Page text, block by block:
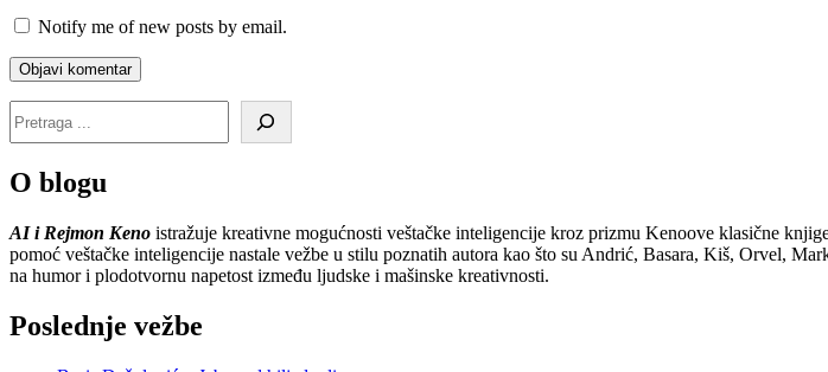
Notify me of new posts by email.
O blogu
AI i Rejmon Keno istražuje kreativne mogućnosti veštačke inteligencije kroz prizmu Kenoove klasične
pomoć veštačke inteligencije nastale vežbe u stilu poznatih autora kao što su Andrić, Basara, Kiš, Orvel,
na humor i plodotvornu napetost između ljudske i mašinske kreativnosti.
Poslednje vežbe